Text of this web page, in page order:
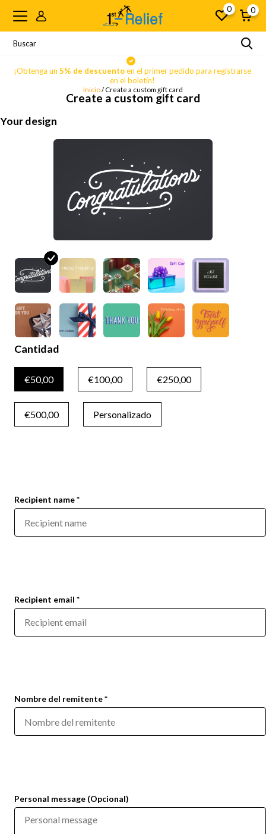
0 0
¡Obtenga un5% de descuentoen el primer pedido para registrarse
en el boletín!
Inicio/ Create a custom gift card
Create a custom gift card
Your design
Cantidad
€50,00 €100,00 €250,00
€500,00 Personalizado
Recipient name *
Recipient email *
Nombre del remitente *
Personal message (Opcional)